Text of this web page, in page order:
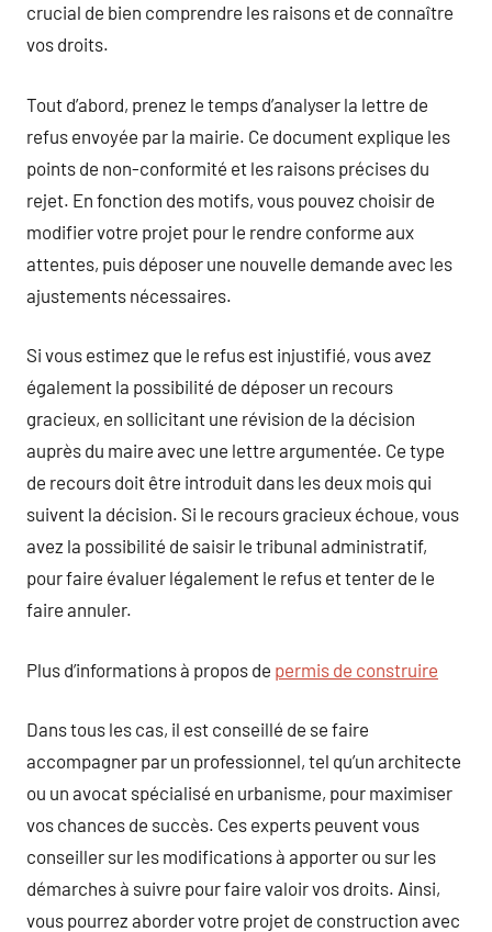
crucial de bien comprendre les raisons et de connaître
vos droits.
Tout d’abord, prenez le temps d’analyser la lettre de
refus envoyée par la mairie. Ce document explique les
points de non-conformité et les raisons précises du
rejet. En fonction des motifs, vous pouvez choisir de
modifier votre projet pour le rendre conforme aux
attentes, puis déposer une nouvelle demande avec les
ajustements nécessaires.
Si vous estimez que le refus est injustifié, vous avez
également la possibilité de déposer un recours
gracieux, en sollicitant une révision de la décision
auprès du maire avec une lettre argumentée. Ce type
de recours doit être introduit dans les deux mois qui
suivent la décision. Si le recours gracieux échoue, vous
avez la possibilité de saisir le tribunal administratif,
pour faire évaluer légalement le refus et tenter de le
faire annuler.
Plus d’informations à propos de permis de construire
Dans tous les cas, il est conseillé de se faire
accompagner par un professionnel, tel qu’un architecte
ou un avocat spécialisé en urbanisme, pour maximiser
vos chances de succès. Ces experts peuvent vous
conseiller sur les modifications à apporter ou sur les
démarches à suivre pour faire valoir vos droits. Ainsi,
vous pourrez aborder votre projet de construction avec